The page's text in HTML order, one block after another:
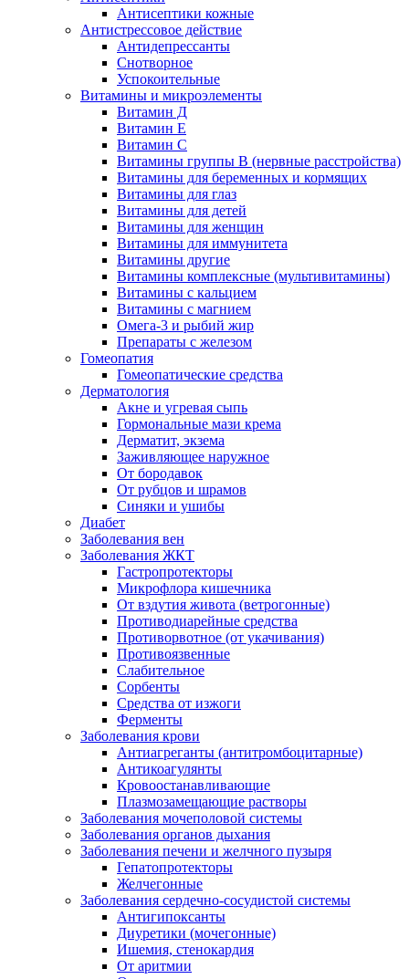
Антисептики кожные
Антистрессовое действие
Антидепрессанты
Снотворное
Успокоительные
Витамины и микроэлементы
Витамин Д
Витамин Е
Витамин С
Витамины группы В (нервные расстройства)
Витамины для беременных и кормящих
Витамины для глаз
Витамины для детей
Витамины для женщин
Витамины для иммунитета
Витамины другие
Витамины комплексные (мультивитамины)
Витамины с кальцием
Витамины с магнием
Омега-3 и рыбий жир
Препараты с железом
Гомеопатия
Гомеопатические средства
Дерматология
Акне и угревая сыпь
Гормональные мази крема
Дерматит, экзема
Заживляющее наружное
От бородавок
От рубцов и шрамов
Синяки и ушибы
Диабет
Заболевания вен
Заболевания ЖКТ
Гастропротекторы
Микрофлора кишечника
От вздутия живота (ветрогонные)
Противодиарейные средства
Противорвотное (от укачивания)
Противоязвенные
Слабительное
Сорбенты
Средства от изжоги
Ферменты
Заболевания крови
Антиагреганты (антитромбоцитарные)
Антикоагулянты
Кровоостанавливающие
Плазмозамещающие растворы
Заболевания мочеполовой системы
Заболевания органов дыхания
Заболевания печени и желчного пузыря
Гепатопротекторы
Желчегонные
Заболевания сердечно-сосудистой системы
Антигипоксанты
Диуретики (мочегонные)
Ишемия, стенокардия
От аритмии